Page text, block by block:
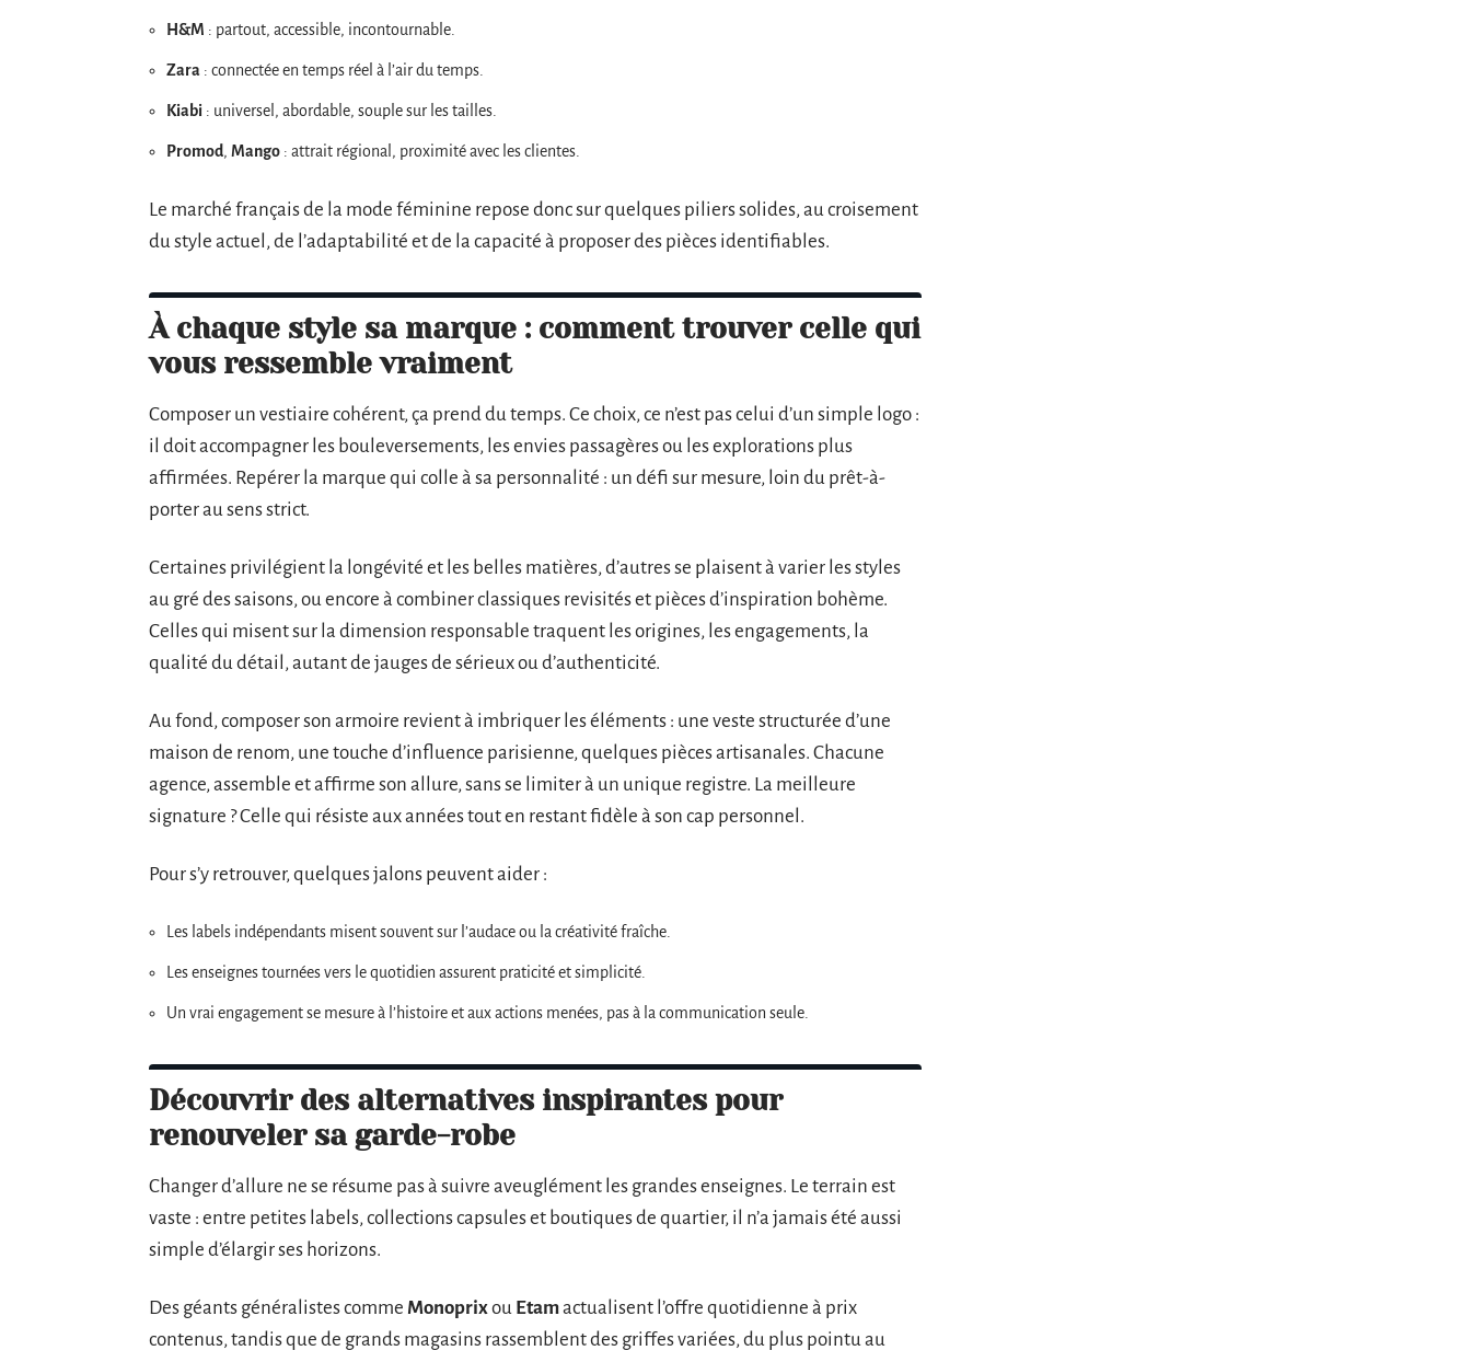
H&M : partout, accessible, incontournable.
Zara : connectée en temps réel à l’air du temps.
Kiabi : universel, abordable, souple sur les tailles.
Promod, Mango : attrait régional, proximité avec les clientes.
Le marché français de la mode féminine repose donc sur quelques piliers solides, au croisement
du style actuel, de l’adaptabilité et de la capacité à proposer des pièces identifiables.
À chaque style sa marque : comment trouver celle qui
vous ressemble vraiment
Composer un vestiaire cohérent, ça prend du temps. Ce choix, ce n’est pas celui d’un simple logo :
il doit accompagner les bouleversements, les envies passagères ou les explorations plus
affirmées. Repérer la marque qui colle à sa personnalité : un défi sur mesure, loin du prêt-à-
porter au sens strict.
Certaines privilégient la longévité et les belles matières, d’autres se plaisent à varier les styles
au gré des saisons, ou encore à combiner classiques revisités et pièces d’inspiration bohème.
Celles qui misent sur la dimension responsable traquent les origines, les engagements, la
qualité du détail, autant de jauges de sérieux ou d’authenticité.
Au fond, composer son armoire revient à imbriquer les éléments : une veste structurée d’une
maison de renom, une touche d’influence parisienne, quelques pièces artisanales. Chacune
agence, assemble et affirme son allure, sans se limiter à un unique registre. La meilleure
signature ? Celle qui résiste aux années tout en restant fidèle à son cap personnel.
Pour s’y retrouver, quelques jalons peuvent aider :
Les labels indépendants misent souvent sur l’audace ou la créativité fraîche.
Les enseignes tournées vers le quotidien assurent praticité et simplicité.
Un vrai engagement se mesure à l’histoire et aux actions menées, pas à la communication seule.
Découvrir des alternatives inspirantes pour
renouveler sa garde-robe
Changer d’allure ne se résume pas à suivre aveuglément les grandes enseignes. Le terrain est
vaste : entre petites labels, collections capsules et boutiques de quartier, il n’a jamais été aussi
simple d’élargir ses horizons.
Des géants généralistes comme Monoprixou Etamactualisent l’offre quotidienne à prix
contenus, tandis que de grands magasins rassemblent des griffes variées, du plus pointu au